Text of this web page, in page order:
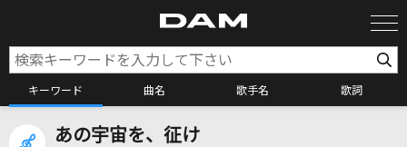
キーワード 曲名 歌手名 歌詞
カラオケ検索
あの宇宙を、征け